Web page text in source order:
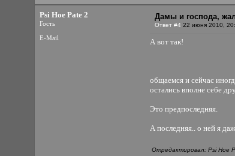
Psi Hoe Pate 2
Гость
E-Mail
Дамы и господа,
Ответ #4 22 июня 2010,
А вот так!
общаемся и сейчас
остались вполне себе
Это предпоследняя.
А последняя.. о ней я
Отредактировал: Psi Hoe